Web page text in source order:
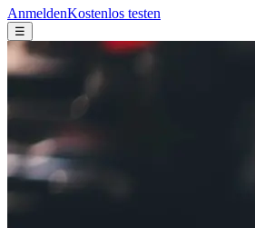
AnmeldenKostenlos testen
☰